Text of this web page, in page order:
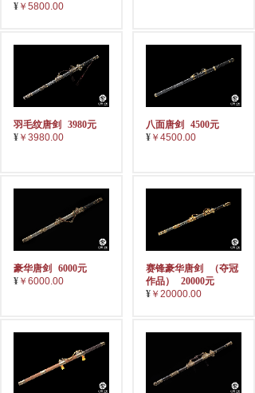
¥ ￥5800.00
羽毛纹唐剑
3980元
¥ ￥3980.00
八面唐剑
4500元
¥ ￥4500.00
豪华唐剑
6000元
¥ ￥6000.00
赛锋豪华唐剑
（夺冠
作品）
20000元
¥ ￥20000.00